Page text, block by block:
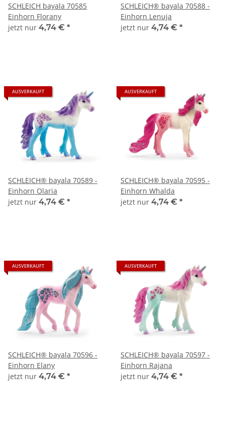
SCHLEICH bayala 70585
Einhorn Florany
jetzt nur 4,74 € *
SCHLEICH® bayala 70588 -
Einhorn Lenuja
jetzt nur 4,74 € *
AUSVERKAUFT
SCHLEICH® bayala 70589 -
Einhorn Olaria
jetzt nur 4,74 € *
AUSVERKAUFT
SCHLEICH® bayala 70595 -
Einhorn Whalda
jetzt nur 4,74 € *
AUSVERKAUFT
SCHLEICH® bayala 70596 -
Einhorn Elany
jetzt nur 4,74 € *
AUSVERKAUFT
SCHLEICH® bayala 70597 -
Einhorn Rajana
jetzt nur 4,74 € *